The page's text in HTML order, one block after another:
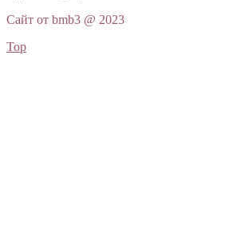
Сайт от bmb3 @ 2023
Top